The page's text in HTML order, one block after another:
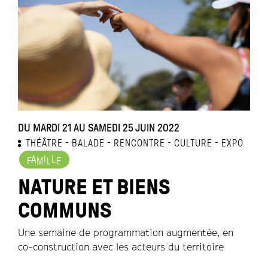
DU MARDI 21 AU SAMEDI 25 JUIN 2022
THÉÂTRE BALADE RENCONTRE CULTURE
EXPO
FAM E
NATURE ET BIENS
COMMUNS
Une semaine de programmation augmentée, en
co-construction avec les acteurs du territoire